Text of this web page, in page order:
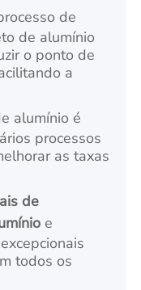
de
de alumínio
o ponto de
a
alumínio é
processos
as taxas
de
e
todos os